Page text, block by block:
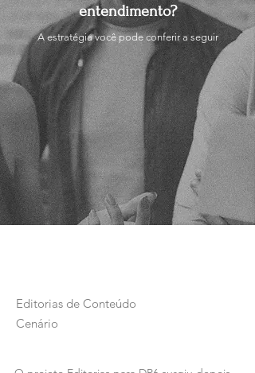
entendimento?
A estratégia você pode conferir a seguir
Editorias de Conteúdo
Cenário